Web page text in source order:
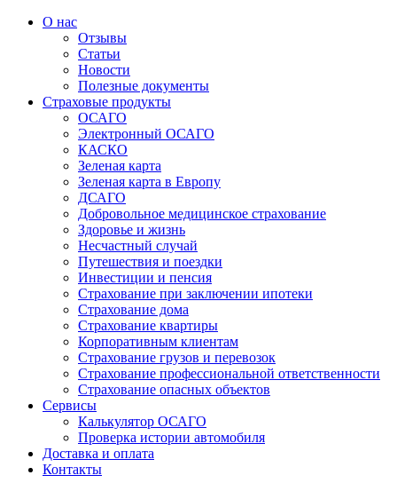
О нас
Отзывы
Статьи
Новости
Полезные документы
Страховые продукты
ОСАГО
Электронный ОСАГО
КАСКО
Зеленая карта
Зеленая карта в Европу
ДСАГО
Добровольное медицинское страхование
Здоровье и жизнь
Несчастный случай
Путешествия и поездки
Инвестиции и пенсия
Страхование при заключении ипотеки
Страхование дома
Страхование квартиры
Корпоративным клиентам
Страхование грузов и перевозок
Страхование профессиональной ответственности
Страхование опасных объектов
Сервисы
Калькулятор ОСАГО
Проверка истории автомобиля
Доставка и оплата
Контакты